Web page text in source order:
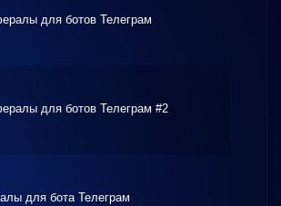
для ботов Телеграм
для ботов Телеграм #2
для бота Телеграм